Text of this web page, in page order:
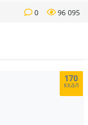
96 095
0
170
ккал